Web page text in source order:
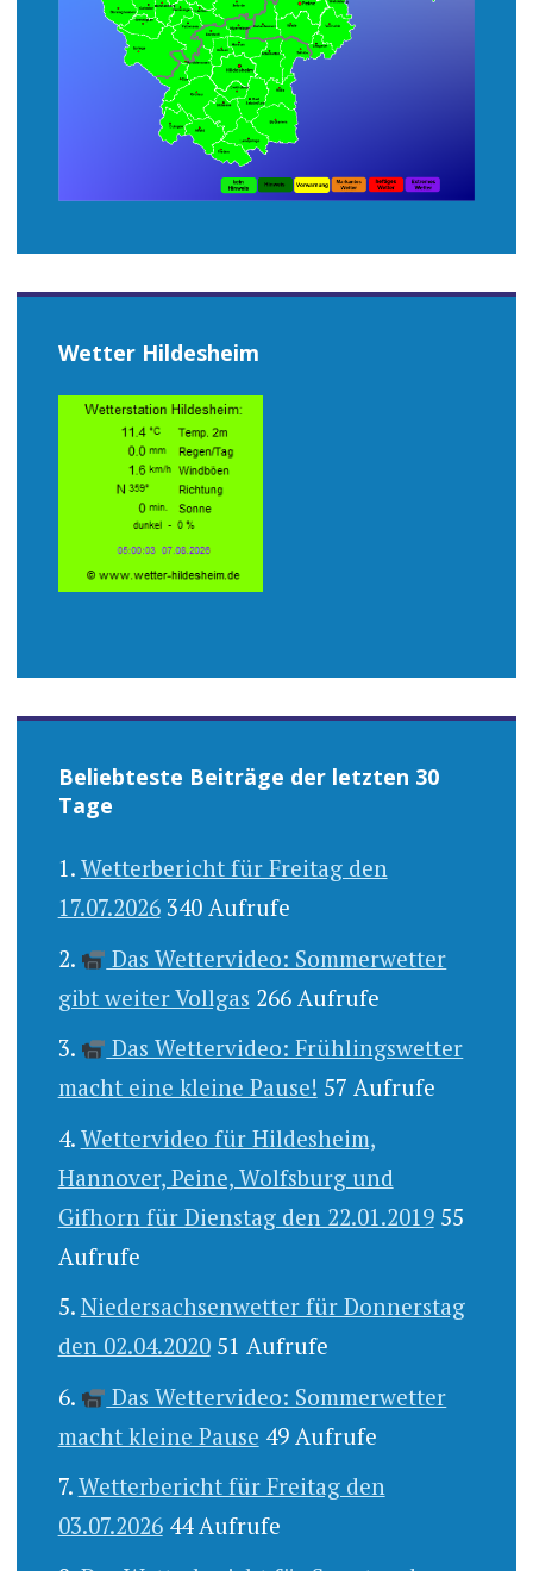
Wetter Hildesheim
Beliebteste Beiträge der letzten 30
Tage
Wetterbericht für Freitag den
17.07.2026 340 Aufrufe
Das Wettervideo: Sommerwetter
gibt weiter Vollgas 266 Aufrufe
Das Wettervideo: Frühlingswetter
macht eine kleine Pause! 57 Aufrufe
Wettervideo für Hildesheim,
Hannover, Peine, Wolfsburg und
Gifhorn für Dienstag den 22.01.2019 55
Aufrufe
Niedersachsenwetter für Donnerstag
den 02.04.2020 51 Aufrufe
Das Wettervideo: Sommerwetter
macht kleine Pause 49 Aufrufe
Wetterbericht für Freitag den
03.07.2026 44 Aufrufe